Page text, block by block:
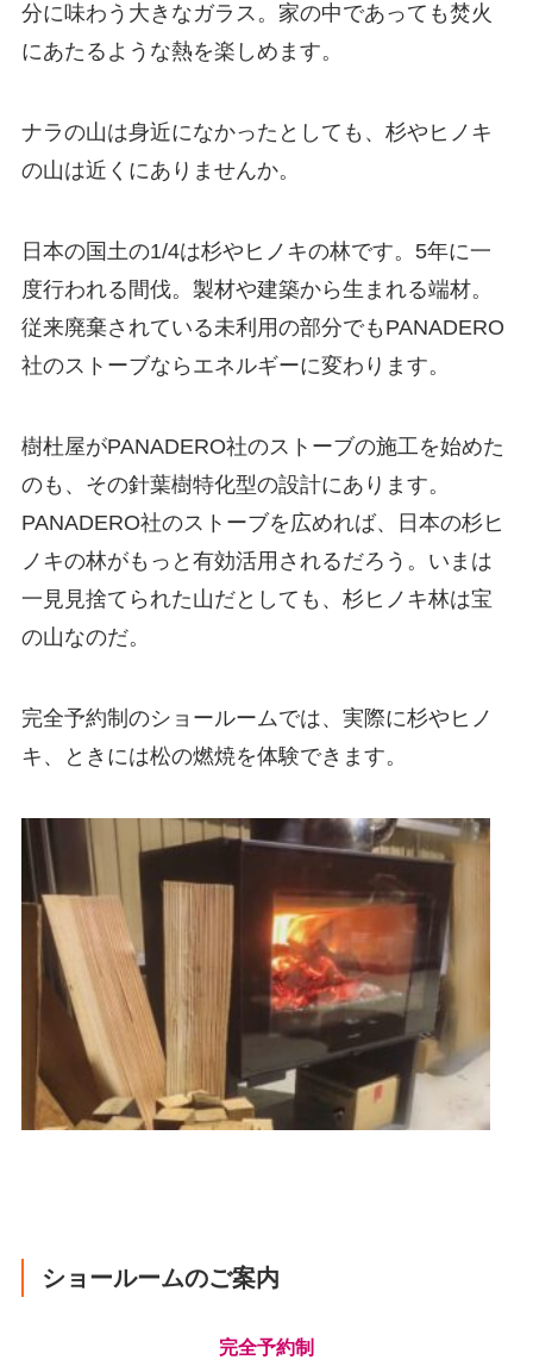
分に味わう大きなガラス。家の中であっても焚火
にあたるような熱を楽しめます。
ナラの山は身近になかったとしても、杉やヒノキ
の山は近くにありませんか。
日本の国土の1/4は杉やヒノキの林です。5年に一
度行われる間伐。製材や建築から生まれる端材。
従来廃棄されている未利用の部分でもPANADERO
社のストーブならエネルギーに変わります。
樹杜屋がPANADERO社のストーブの施工を始めた
のも、その針葉樹特化型の設計にあります。
PANADERO社のストーブを広めれば、日本の杉ヒ
ノキの林がもっと有効活用されるだろう。いまは
一見見捨てられた山だとしても、杉ヒノキ林は宝
の山なのだ。
完全予約制のショールームでは、実際に杉やヒノ
キ、ときには松の燃焼を体験できます。
ショールームのご案内
完全予約制